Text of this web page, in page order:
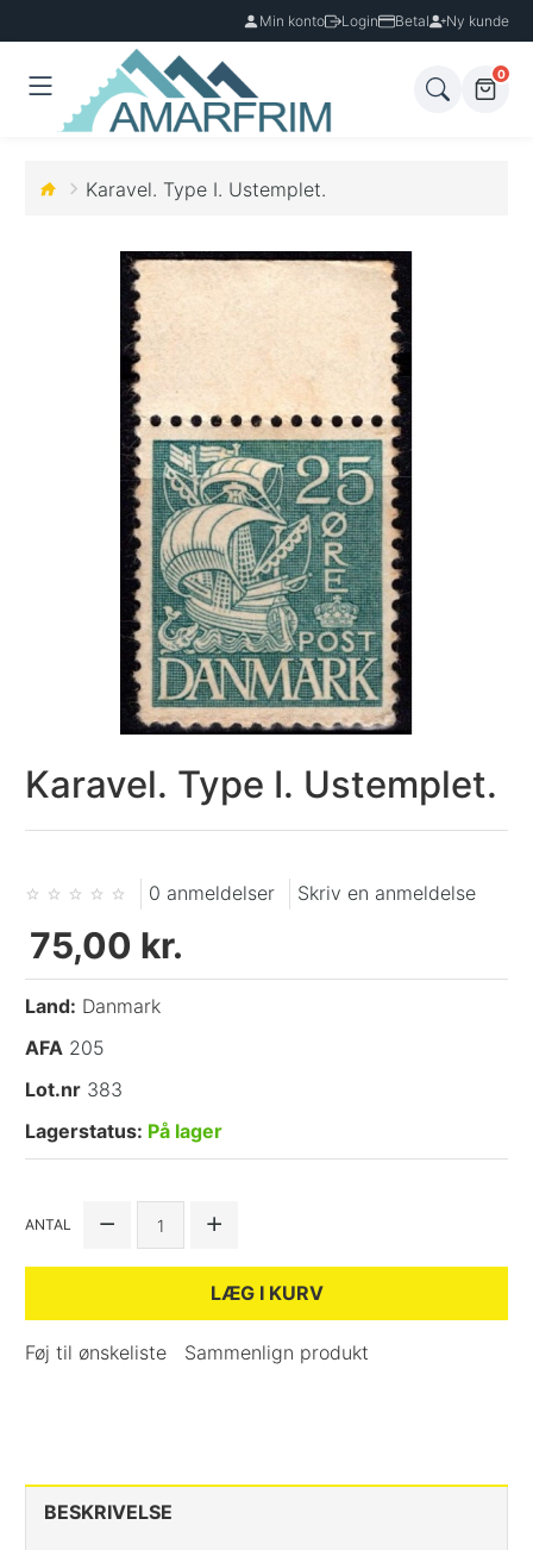
Min konto Login Betal Ny kunde
0
Karavel. Type I. Ustemplet.
Karavel. Type I. Ustemplet.
0 anmeldelser Skriv en anmeldelse
75,00 kr.
Land: Danmark
AFA 205
Lot.nr 383
Lagerstatus: På lager
ANTAL
LÆG I KURV
Føj til ønskeliste Sammenlign produkt
BESKRIVELSE